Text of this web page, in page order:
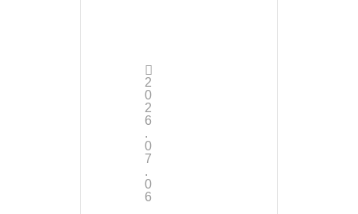
夏
季
休
業
の
お
2
0
2
6
.
0
7
.
0
6